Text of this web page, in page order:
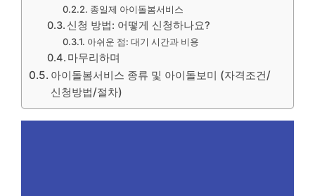
종일제 아이돌봄서비스
신청 방법: 어떻게 신청하나요?
아쉬운 점: 대기 시간과 비용
마무리하며
아이돌봄서비스 종류 및 아이돌보미 (자격조건/
신청방법/절차)